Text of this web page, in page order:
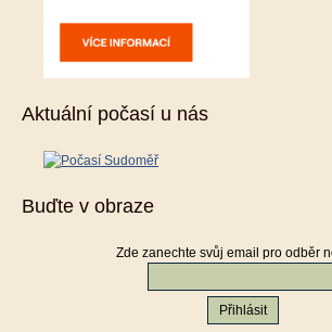
Aktuální počasí u nás
Buďte v obraze
Zde zanechte svůj email pro odběr